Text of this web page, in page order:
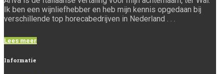
Ik ben een wijnliefhebber en heb mijn kennis opgedaan bij
verschillende top horecabedrijven in Nederland . . .
Lees meer
Informatie